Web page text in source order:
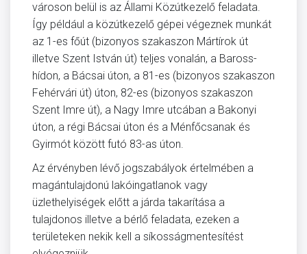
városon belül is az Állami Közútkezelő feladata.
Így például a közútkezelő gépei végeznek munkát
az 1-es főút (bizonyos szakaszon Mártírok út
illetve Szent István út) teljes vonalán, a Baross-
hídon, a Bácsai úton, a 81-es (bizonyos szakaszon
Fehérvári út) úton, 82-es (bizonyos szakaszon
Szent Imre út), a Nagy Imre utcában a Bakonyi
úton, a régi Bácsai úton és a Ménfőcsanak és
Gyirmót között futó 83-as úton.
Az érvényben lévő jogszabályok értelmében a
magántulajdonú lakóingatlanok vagy
üzlethelyiségek előtt a járda takarítása a
tulajdonos illetve a bérlő feladata, ezeken a
területeken nekik kell a síkosságmentesítést